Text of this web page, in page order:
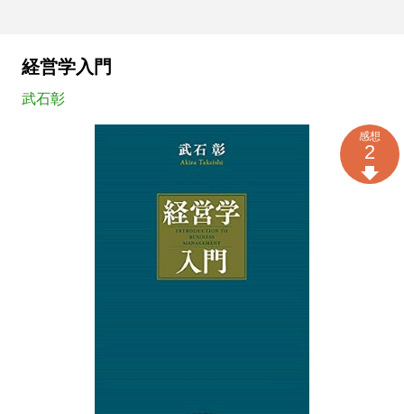
経営学入門
武石彰
感想
2